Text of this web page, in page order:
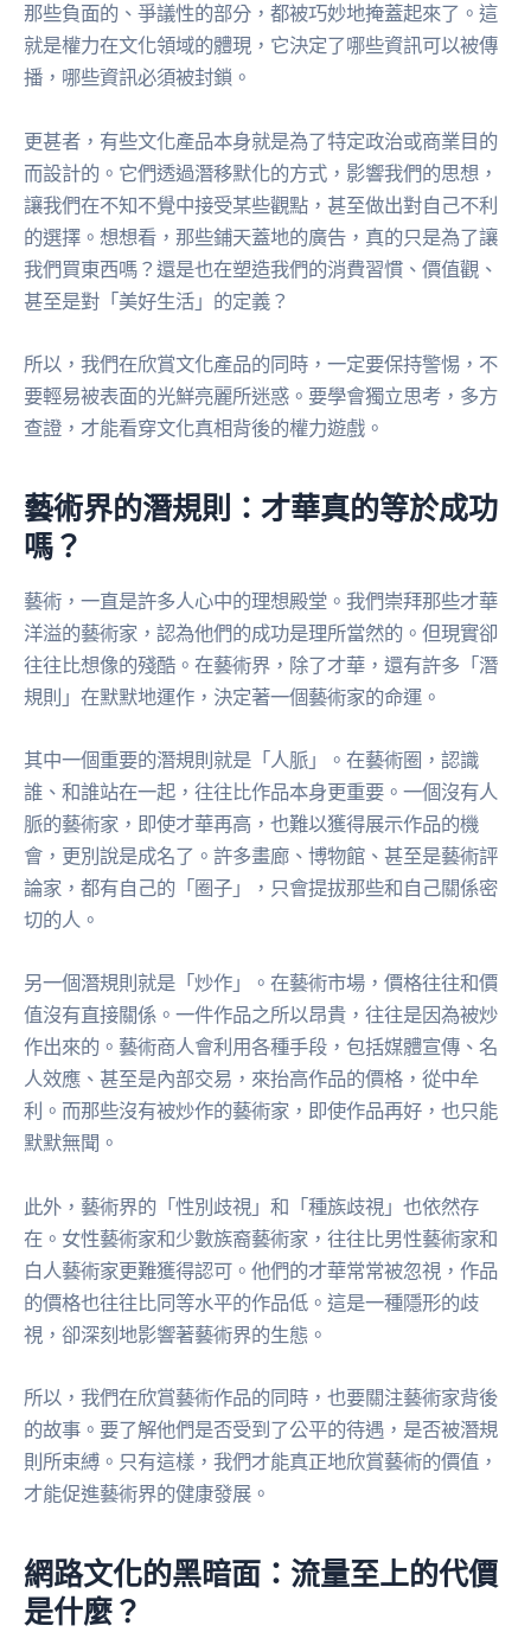
那些負面的、爭議性的部分，都被巧妙地掩蓋起來了。這
就是權力在文化領域的體現，它決定了哪些資訊可以被傳
播，哪些資訊必須被封鎖。
更甚者，有些文化產品本身就是為了特定政治或商業目的
而設計的。它們透過潛移默化的方式，影響我們的思想，
讓我們在不知不覺中接受某些觀點，甚至做出對自己不利
的選擇。想想看，那些鋪天蓋地的廣告，真的只是為了讓
我們買東西嗎？還是也在塑造我們的消費習慣、價值觀、
甚至是對「美好生活」的定義？
所以，我們在欣賞文化產品的同時，一定要保持警惕，不
要輕易被表面的光鮮亮麗所迷惑。要學會獨立思考，多方
查證，才能看穿文化真相背後的權力遊戲。
藝術界的潛規則：才華真的等於成功
嗎？
藝術，一直是許多人心中的理想殿堂。我們崇拜那些才華
洋溢的藝術家，認為他們的成功是理所當然的。但現實卻
往往比想像的殘酷。在藝術界，除了才華，還有許多「潛
規則」在默默地運作，決定著一個藝術家的命運。
其中一個重要的潛規則就是「人脈」。在藝術圈，認識
誰、和誰站在一起，往往比作品本身更重要。一個沒有人
脈的藝術家，即使才華再高，也難以獲得展示作品的機
會，更別說是成名了。許多畫廊、博物館、甚至是藝術評
論家，都有自己的「圈子」，只會提拔那些和自己關係密
切的人。
另一個潛規則就是「炒作」。在藝術市場，價格往往和價
值沒有直接關係。一件作品之所以昂貴，往往是因為被炒
作出來的。藝術商人會利用各種手段，包括媒體宣傳、名
人效應、甚至是內部交易，來抬高作品的價格，從中牟
利。而那些沒有被炒作的藝術家，即使作品再好，也只能
默默無聞。
此外，藝術界的「性別歧視」和「種族歧視」也依然存
在。女性藝術家和少數族裔藝術家，往往比男性藝術家和
白人藝術家更難獲得認可。他們的才華常常被忽視，作品
的價格也往往比同等水平的作品低。這是一種隱形的歧
視，卻深刻地影響著藝術界的生態。
所以，我們在欣賞藝術作品的同時，也要關注藝術家背後
的故事。要了解他們是否受到了公平的待遇，是否被潛規
則所束縛。只有這樣，我們才能真正地欣賞藝術的價值，
才能促進藝術界的健康發展。
網路文化的黑暗面：流量至上的代價
是什麼？